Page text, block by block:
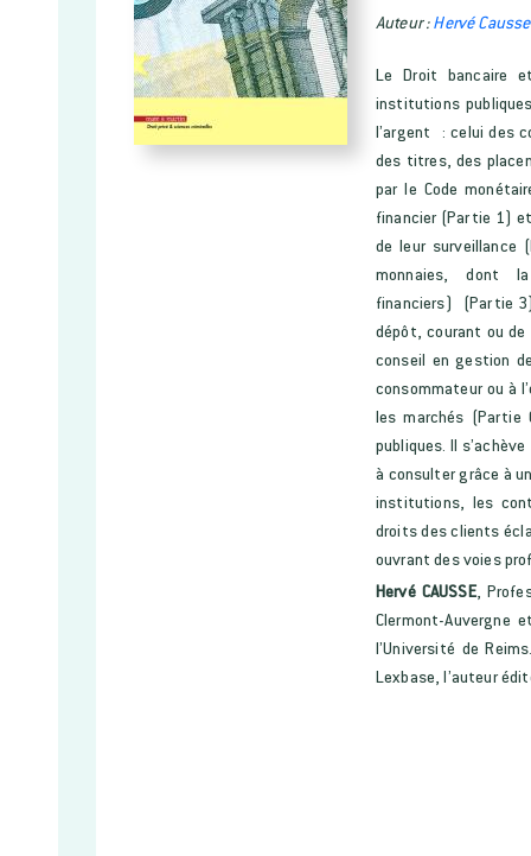
Auteur :Hervé Causse
Le Droit bancaire
institutions
l’argent : celui des
des titres, des
par le Code
financier (Partie 1)
de leur surveillance
monnaies, dont
financiers) (Partie
dépôt, courant ou de
conseil en gestion
consommateur ou à
les marchés (Partie
publiques. Il
à consulter grâce à
institutions, les
droits des clients
ouvrant des voies
Hervé CAUSSE,
Clermont-
l’Université de
Lexbase, l’auteur